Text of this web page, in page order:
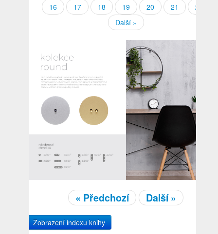
16
17 18 19 20 21
22
Další »
« Předchozí Další »
Zobrazení indexu knihy